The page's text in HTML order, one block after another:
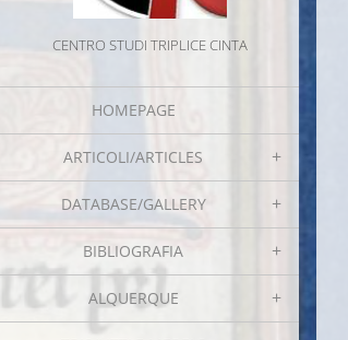
CENTRO STUDI TRIPLICE CINTA
HOMEPAGE
ARTICOLI/ARTICLES
DATABASE/GALLERY
BIBLIOGRAFIA
ALQUERQUE